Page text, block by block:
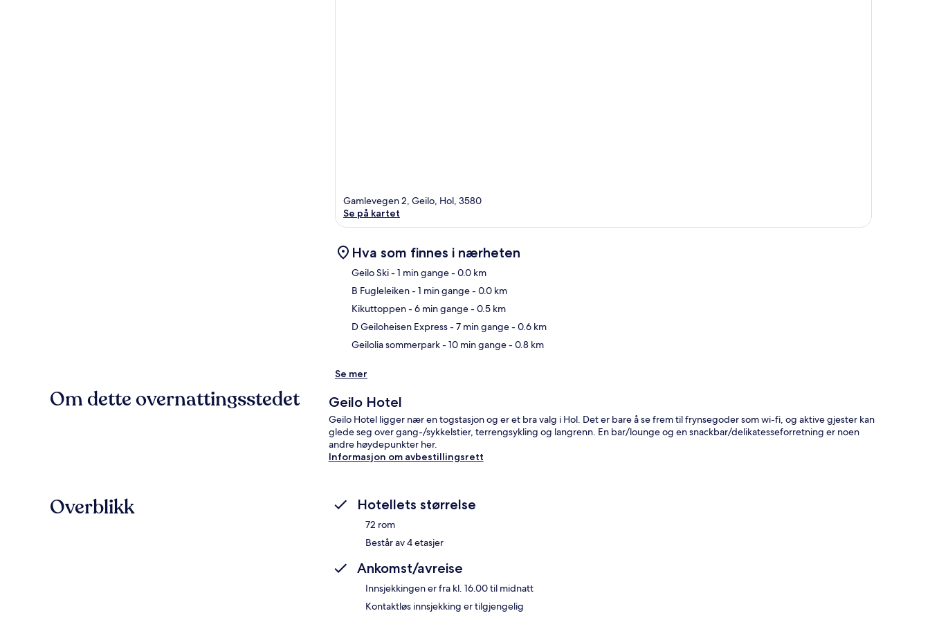
Gamlevegen 2, Geilo, Hol, 3580
Se på kartet
Hva som finnes i nærheten
Geilo Ski- 1 min gange- 0.0 km
B Fugleleiken- 1 min gange- 0.0 km
Kikuttoppen- 6 min gange- 0.5 km
D Geiloheisen Express- 7 min gange- 0.6 km
Geilolia sommerpark- 10 min gange- 0.8 km
Se mer
Om dette overnattingsstedet Geilo Hotel
Geilo Hotel ligger nær en togstasjon og er et bra valg i Hol. Det er bare å se frem til frynsegoder som wi-fi, og aktive gjester kan
glede seg over gang-/sykkelstier, terrengsykling og langrenn. En bar/lounge og en snackbar/delikatesseforretning er noen
andre høydepunkter her.
Informasjon om avbestillingsrett
Overblikk Hotellets størrelse
72 rom
Består av 4 etasjer
Ankomst/avreise
Innsjekkingen er fra kl. 16.00 til midnatt
Kontaktløs innsjekking er tilgjengelig